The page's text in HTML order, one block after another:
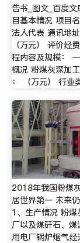
告书_图文_百度
目基本情况 项目
法人代表 通讯地
（万元） 评价经
程内容及规模：
概况 粉煤灰深加
： （万元） 行业
2018年我国粉煤
居世界第一 未来
1、生产情况 粉煤
厂以及煤矸石、
用电厂锅炉烟气